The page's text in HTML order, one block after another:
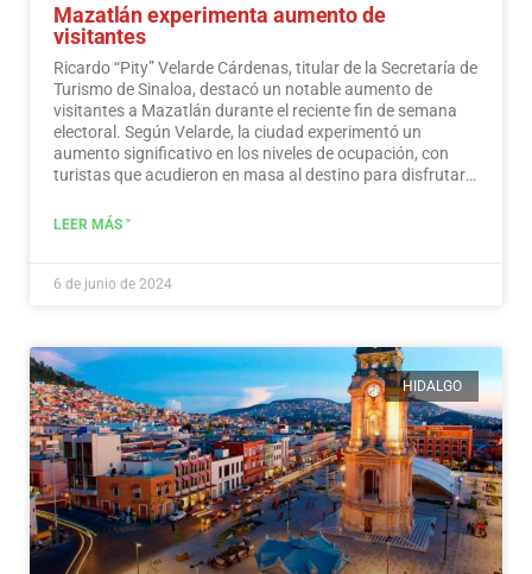
Mazatlán experimenta aumento de
visitantes
Ricardo “Pity” Velarde Cárdenas, titular de la Secretaría de
Turismo de Sinaloa, destacó un notable aumento de
visitantes a Mazatlán durante el reciente fin de semana
electoral. Según Velarde, la ciudad experimentó un
aumento significativo en los niveles de ocupación, con
turistas que acudieron en masa al destino para disfrutar
responsabilidad hacia la participación en el proceso
LEER MÁS "
6 de junio de 2024
HIDALGO